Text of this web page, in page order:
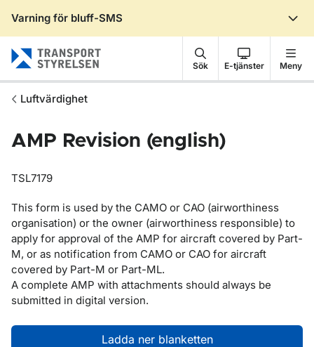
Varning för bluff-SMS
Sök E-tjänster Meny
Luftvärdighet
AMP Revision (english)
TSL7179
This form is used by the CAMO or CAO (airworthiness
organisation) or the owner (airworthiness responsible) to
apply for approval of the AMP for aircraft covered by Part-
M, or as notification from CAMO or CAO for aircraft
covered by Part-M or Part-ML.
A complete AMP with attachments should always be
submitted in digital version.
Ladda ner blanketten